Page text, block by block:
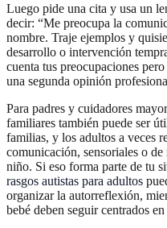
Luego pide una cita y usa un
decir: “Me preocupa la
nombre. Traje ejemplos y
desarrollo o intervención
cuenta tus preocupaciones
una segunda opinión
Para padres y cuidadores
familiares también puede ser
familias, y los adultos a veces
comunicación, sensoriales o
niño. Si eso forma parte de tu
rasgos autistas para adultos
organizar la autorreflexión,
bebé deben seguir centrados